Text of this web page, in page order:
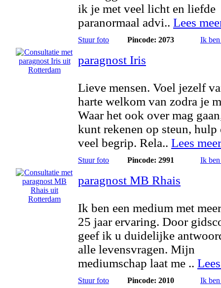
ik je met veel licht en liefde
paranormaal advi.. Lees
Stuur foto Pincode: 2073 Ik
paragnost Iris
Lieve mensen. Voel jezelf
harte welkom van zodra je
Waar het ook over mag
kunt rekenen op steun, hulp
veel begrip. Rela.. Lees meer
Stuur foto Pincode: 2991 Ik
paragnost MB Rhais
Ik ben een medium met
25 jaar ervaring. Door
geef ik u duidelijke
alle levensvragen. Mijn
mediumschap laat me ..
Stuur foto Pincode: 2010 Ik